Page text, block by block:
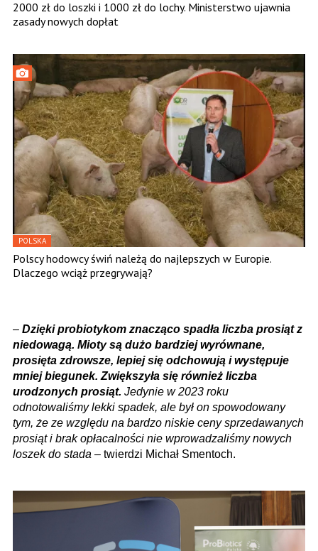
2000 zł do loszki i 1000 zł do lochy. Ministerstwo ujawnia
zasady nowych dopłat
POLSKA
Polscy hodowcy świń należą do najlepszych w Europie.
Dlaczego wciąż przegrywają?
– Dzięki probiotykom znacząco spadła liczba prosiąt z
niedowagą. Mioty są dużo bardziej wyrównane,
prosięta zdrowsze, lepiej się odchowują i występuje
mniej biegunek. Zwiększyła się również liczba
urodzonych prosiąt. Jedynie w 2023 roku
odnotowaliśmy lekki spadek, ale był on spowodowany
tym, że ze względu na bardzo niskie ceny sprzedawanych
prosiąt i brak opłacalności nie wprowadzaliśmy nowych
loszek do stada – twierdzi Michał Smentoch.